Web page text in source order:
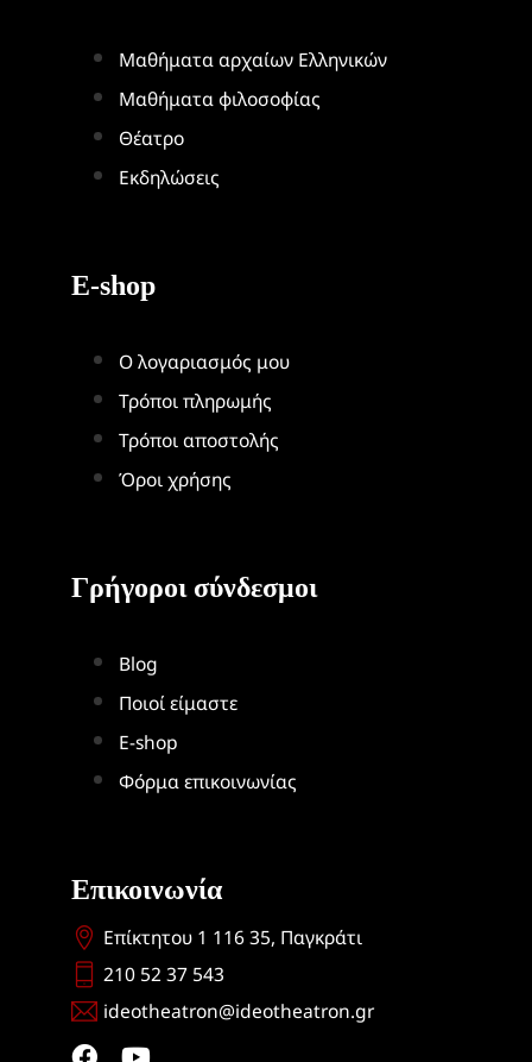
Μαθήματα αρχαίων Ελληνικών
Μαθήματα φιλοσοφίας
Θέατρο
Εκδηλώσεις
E-shop
Ο λογαριασμός μου
Τρόποι πληρωμής
Τρόποι αποστολής
Όροι χρήσης
Γρήγοροι σύνδεσμοι
Blog
Ποιοί είμαστε
Ε-shop
Φόρμα επικοινωνίας
Επικοινωνία
Επίκτητου 1 116 35, Παγκράτι
210 52 37 543
ideotheatron@ideotheatron.gr